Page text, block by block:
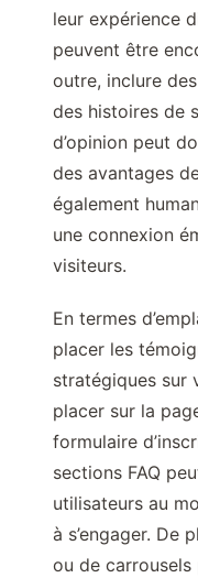
leur expérience
peuvent être
outre, inclure
des histoires de
d’opinion peut
des avantages
également
une connexion
visiteurs.
En termes
placer les
stratégiques sur
placer sur la
formulaire
sections FAQ
utilisateurs au
à s’engager. De
ou de